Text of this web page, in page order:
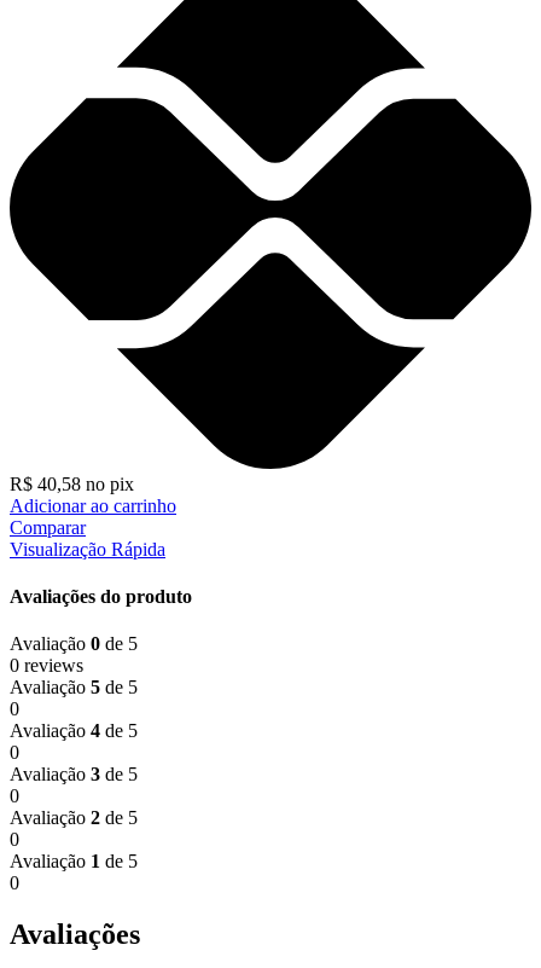
R$ 40,58 no pix
Adicionar ao carrinho
Comparar
Visualização Rápida
Avaliações do produto
Avaliação 0 de 5
0 reviews
Avaliação 5 de 5
0
Avaliação 4 de 5
0
Avaliação 3 de 5
0
Avaliação 2 de 5
0
Avaliação 1 de 5
0
Avaliações